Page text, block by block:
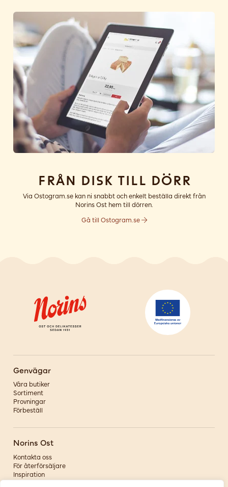
Från disk till dörr
Via Ostogram.se kan ni snabbt och enkelt beställa direkt från
Norins Ost hem till dörren.
Gå till Ostogram.se
Genvägar
Våra butiker
Sortiment
Provningar
Förbeställ
Norins Ost
Kontakta oss
För återförsäljare
Inspiration
Om oss